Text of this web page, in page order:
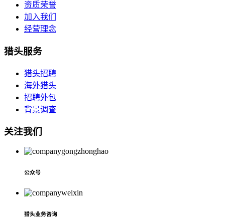
资质荣誉
加入我们
经营理念
猎头服务
猎头招聘
海外猎头
招聘外包
背景调查
关注我们
公众号
猎头业务咨询